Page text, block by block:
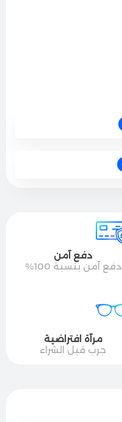
دفع آمن
دفع آمن بنسبة 100%
مرآة افتراضية
جرب قبل الشراء